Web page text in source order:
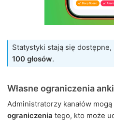
Statystyki stają się
100 głosów.
Własne ograniczenia
Administratorzy kanałów
ograniczenia tego, kto może